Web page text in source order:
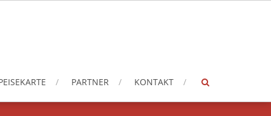
PARTNER KONTAKT